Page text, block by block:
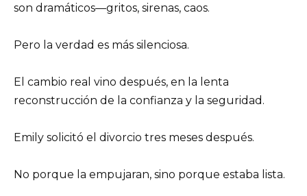
son dramáticos—gritos, sirenas, caos.
Pero la verdad es más silenciosa.
El cambio real vino después, en la lenta
reconstrucción de la confianza y la seguridad.
Emily solicitó el divorcio tres meses después.
No porque la empujaran, sino porque estaba lista.